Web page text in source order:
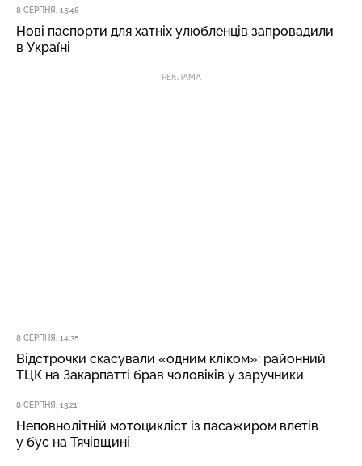
8 СЕРПНЯ, 15:48
Нові паспорти для хатніх улюбленців запровадили
в Україні
РЕКЛАМА
8 СЕРПНЯ, 14:35
Відстрочки скасували «одним кліком»: районний
ТЦК на Закарпатті брав чоловіків у заручники
8 СЕРПНЯ, 13:21
Неповнолітній мотоцикліст із пасажиром влетів
у бус на Тячівщині